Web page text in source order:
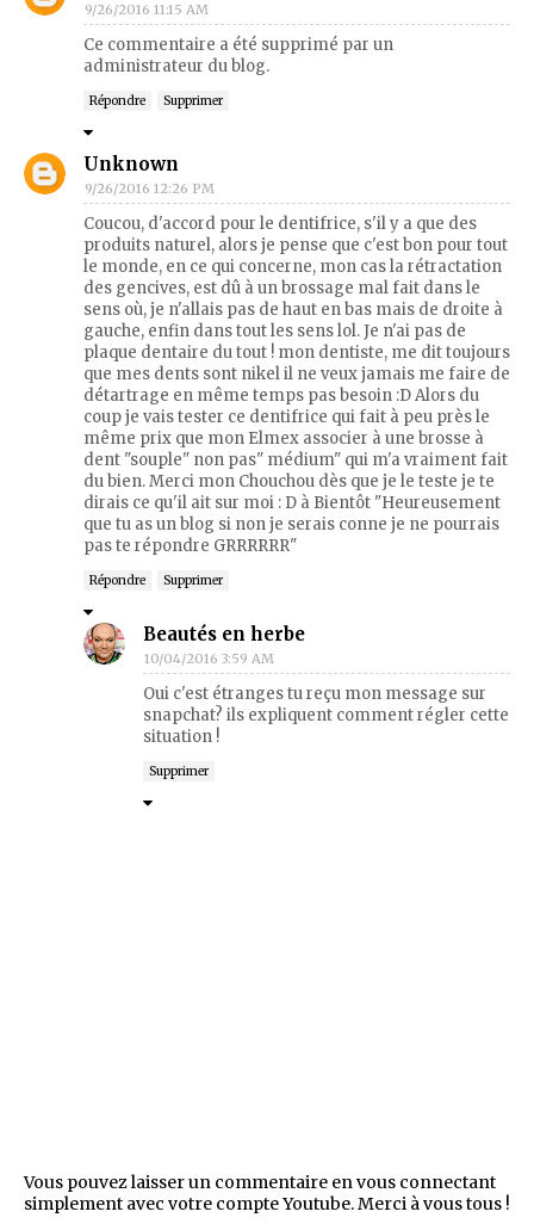
9/26/2016 11:15 AM
Ce commentaire a été supprimé par un
administrateur du blog.
Répondre Supprimer
Unknown
9/26/2016 12:26 PM
Coucou, d'accord pour le dentifrice, s'il y a que des
produits naturel, alors je pense que c'est bon pour tout
le monde, en ce qui concerne, mon cas la rétractation
des gencives, est dû à un brossage mal fait dans le
sens où, je n'allais pas de haut en bas mais de droite à
gauche, enfin dans tout les sens lol. Je n'ai pas de
plaque dentaire du tout ! mon dentiste, me dit toujours
que mes dents sont nikel il ne veux jamais me faire de
détartrage en même temps pas besoin :D Alors du
coup je vais tester ce dentifrice qui fait à peu près le
même prix que mon Elmex associer à une brosse à
dent "souple" non pas" médium" qui m'a vraiment fait
du bien. Merci mon Chouchou dès que je le teste je te
dirais ce qu'il ait sur moi : D à Bientôt "Heureusement
que tu as un blog si non je serais conne je ne pourrais
pas te répondre GRRRRRR"
Répondre Supprimer
Beautés en herbe
10/04/2016 3:59 AM
Oui c'est étranges tu reçu mon message sur
snapchat? ils expliquent comment régler cette
situation !
Supprimer
Vous pouvez laisser un commentaire en vous connectant
simplement avec votre compte Youtube. Merci à vous tous !